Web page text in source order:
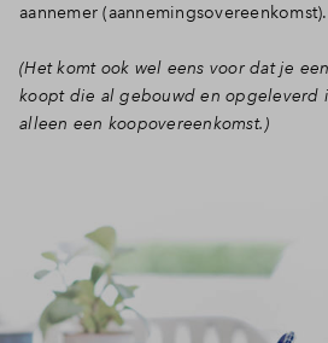
aannemer (aannemingsovereenkomst).
(Het komt ook wel eens voor dat je
koopt die al gebouwd en opgeleverd
alleen een koopovereenkomst.)